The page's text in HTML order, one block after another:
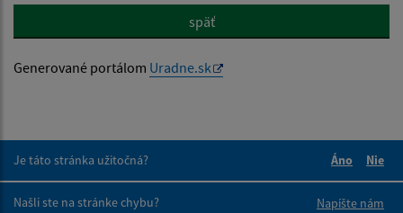
späť
Generované portálom Uradne.sk
Je táto stránka užitočná?
Áno
Nie
Našli ste na stránke chybu?
Napíšte nám